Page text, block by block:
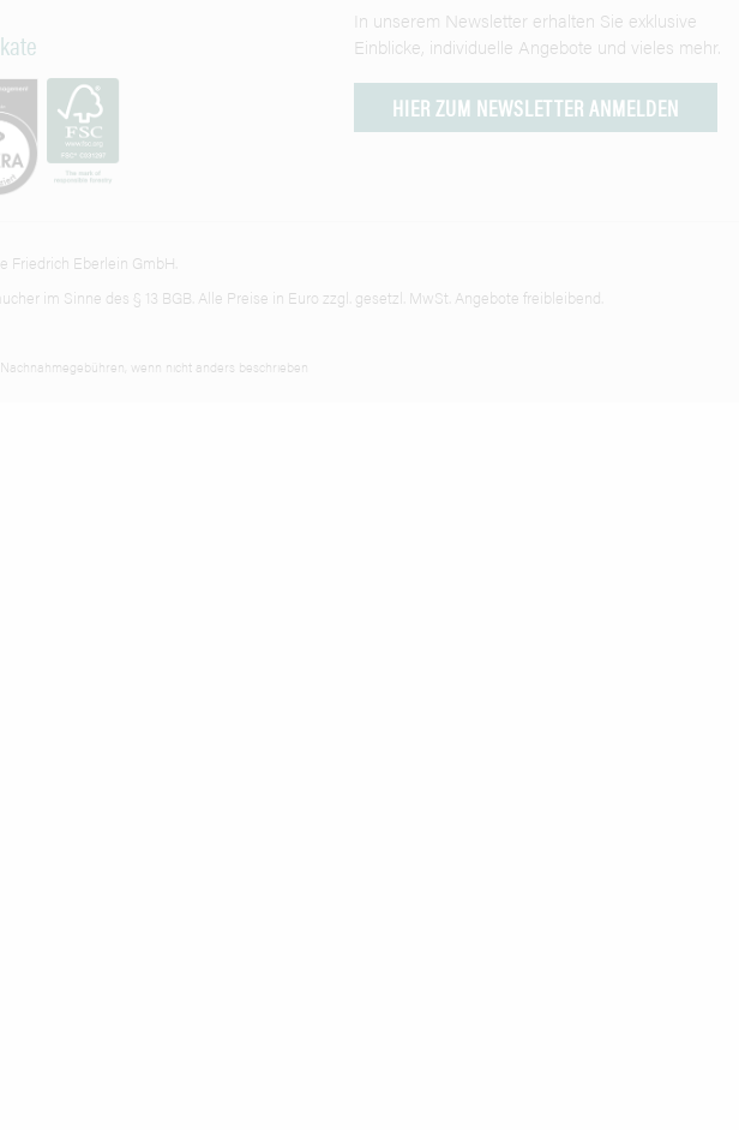
In unserem Newsletter erhalten Sie exklusive
Einblicke, individuelle Angebote und vieles mehr.
HIER ZUM NEWSLETTER ANMELDEN
Friedrich Eberlein GmbH.
im Sinne des § 13 BGB. Alle Preise in Euro zzgl. gesetzl. MwSt. Angebote freibleibend.
wenn nicht anders beschrieben